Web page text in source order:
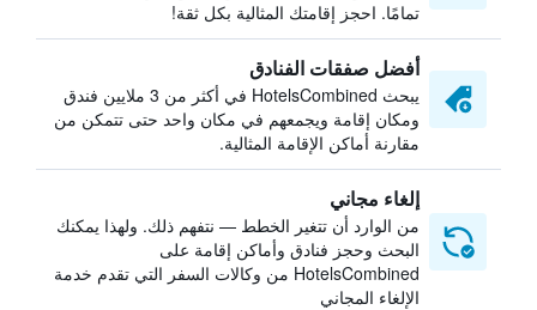
تمامًا. احجز إقامتك المثالية بكل ثقة!
أفضل صفقات الفنادق
يبحث HotelsCombined في أكثر من 3 ملايين فندق
ومكان إقامة ويجمعهم في مكان واحد حتى تتمكن من
مقارنة أماكن الإقامة المثالية.
إلغاء مجاني
من الوارد أن تتغير الخطط — نتفهم ذلك. ولهذا يمكنك
البحث وحجز فنادق وأماكن إقامة على
HotelsCombined من وكالات السفر التي تقدم خدمة
الإلغاء المجاني